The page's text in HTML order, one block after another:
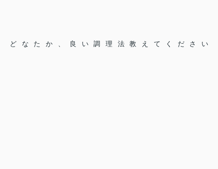
どなたか、良い調理法教えてください